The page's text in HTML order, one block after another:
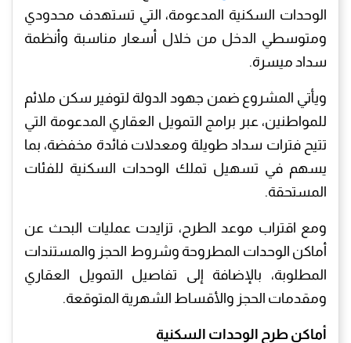
الوحدات السكنية المدعومة، التي تستهدف محدودي
ومتوسطي الدخل من خلال أسعار مناسبة وأنظمة
سداد ميسرة.
ويأتي المشروع ضمن جهود الدولة لتوفير سكن ملائم
للمواطنين، عبر برامج التمويل العقاري المدعومة التي
تتيح فترات سداد طويلة ومعدلات فائدة مخفضة، بما
يسهم في تسهيل تملك الوحدات السكنية للفئات
المستحقة.
ومع اقتراب موعد الطرح، تزايدت عمليات البحث عن
أماكن الوحدات المطروحة وشروط الحجز والمستندات
المطلوبة، بالإضافة إلى تفاصيل التمويل العقاري
ومقدمات الحجز والأقساط الشهرية المتوقعة.
أماكن طرح الوحدات السكنية